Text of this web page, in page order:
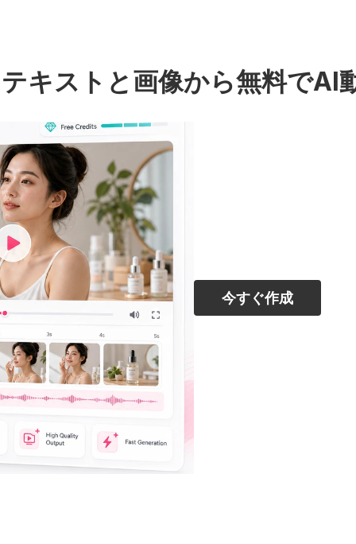
キストと画像から無料でAI
今すぐ作成